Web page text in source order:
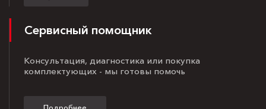
Сервисный помощник
Консультация, диагностика или покупка
комплектующих - мы готовы помочь
Подробнее